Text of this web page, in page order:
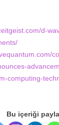
d-
computing-
Bu içeriği